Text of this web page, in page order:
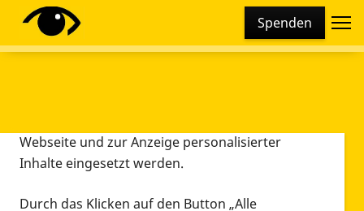
Spenden
Diese Webseite setzt verschiedene Cookies und
Tracking-Tools ein. Dies beinhaltet Cookies und
Webseite und zur Anzeige personalisierter
Inhalte eingesetzt werden.
Durch das Klicken auf den Button „Alle